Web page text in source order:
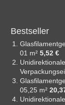
Bestseller
01 m²5,52 €
05,25 m²